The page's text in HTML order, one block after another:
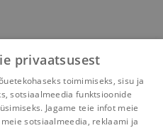
privaatsusest
toimimiseks, sisu ja
sotsiaalmeedia funktsioonide
Jagame teie infot meie
sotsiaalmeedia, reklaami ja